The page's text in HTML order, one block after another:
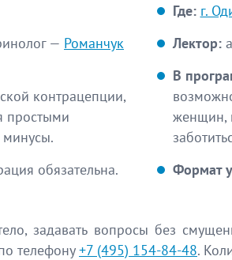
— Романчук
контрацепции,
простыми
обязательна.
Где: г.
Лектор:
В
женщин,
Формат
задавать вопросы без
телефону+7 (495) 154-84-48.